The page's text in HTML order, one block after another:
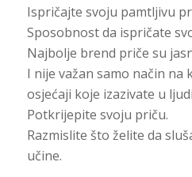
Ispričajte svoju pamtljivu
Sposobnost da ispričate
Najbolje brend priče su
I nije važan samo način na
osjećaji koje izazivate u
Potkrijepite svoju priču.
Razmislite što želite da
učine.